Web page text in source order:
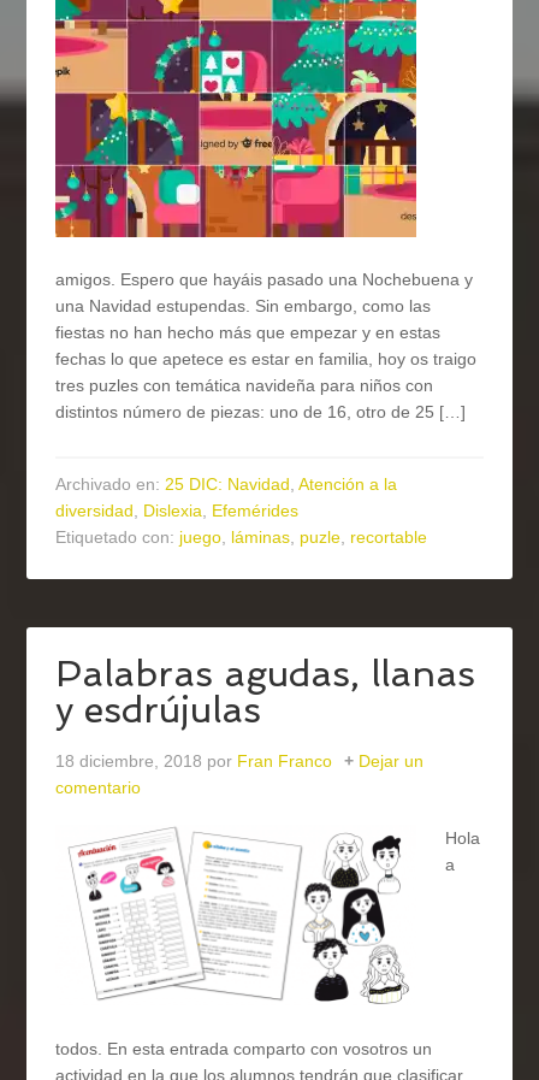
amigos. Espero que hayáis pasado una Nochebuena y
una Navidad estupendas. Sin embargo, como las
fiestas no han hecho más que empezar y en estas
fechas lo que apetece es estar en familia, hoy os traigo
tres puzles con temática navideña para niños con
distintos número de piezas: uno de 16, otro de 25 […]
Archivado en:25 DIC: Navidad,Atención a la
diversidad, Dislexia, Efemérides
Etiquetado con: juego, láminas, puzle, recortable
Palabras agudas, llanas
y esdrújulas
18 diciembre, 2018 por Fran Franco
Dejar un
comentario
Hola
a
todos. En esta entrada comparto con vosotros un
actividad en la que los alumnos tendrán que clasificar